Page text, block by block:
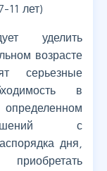
11 лет)
уделить
возрасте
серьезные
в
с
дня,